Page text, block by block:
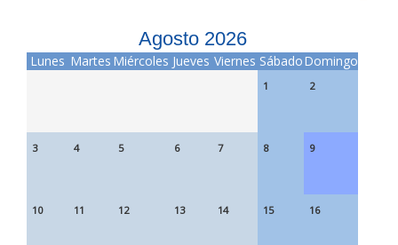
Agosto 2026
Lunes Martes Miércoles Jueves Viernes SábadoDomingo
1 2
3 4 5 6 7 8 9
10 11 12 13 14 15 16